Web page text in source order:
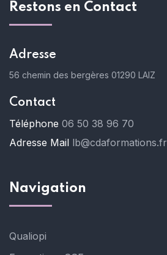
Restons en Contact
Adresse
56 chemin des bergères 01290 LAIZ
Contact
Téléphone 06 50 38 96 70
Adresse Mail lb@cdaformations.fr
Navigation
Qualiopi